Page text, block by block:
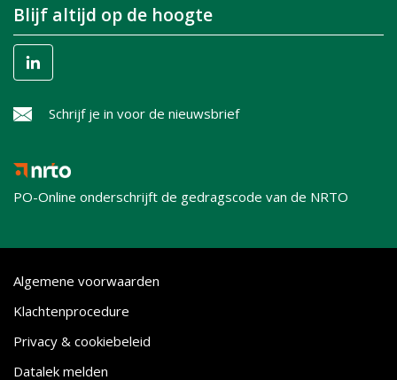
Blijf altijd op de hoogte
Schrijf je in voor de nieuwsbrief
PO-Online onderschrijft de gedragscode van de NRTO
Algemene voorwaarden
Klachtenprocedure
Privacy & cookiebeleid
Datalek melden